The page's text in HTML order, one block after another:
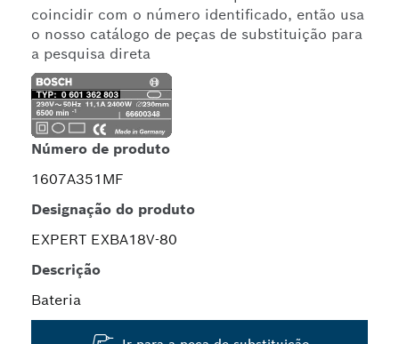
coincidir com o número identificado, então usa
o nosso catálogo de peças de substituição para
a pesquisa direta
Número de produto
1607A351MF
Designação do produto
EXPERT EXBA18V-80
Descrição
Bateria